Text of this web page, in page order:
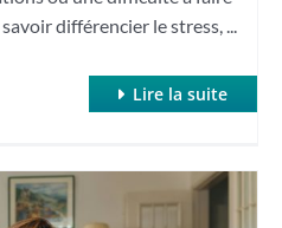
différencier le stress, ...
Lire la suite